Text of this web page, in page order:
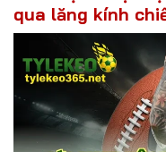
qua lăng kính